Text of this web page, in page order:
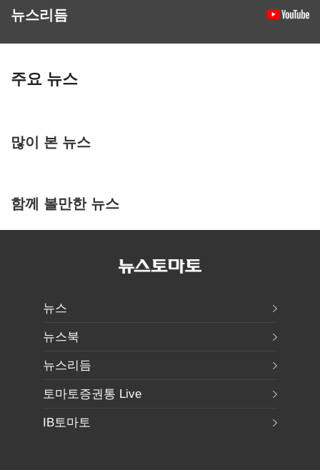
뉴스리듬
주요 뉴스
많이 본 뉴스
함께 볼만한 뉴스
뉴스
뉴스북
뉴스리듬
토마토증권통 Live
IB토마토